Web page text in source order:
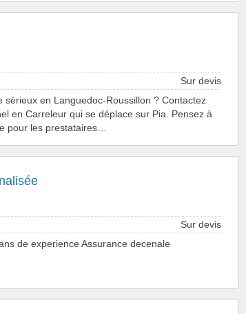
Sur devis
sérieux en Languedoc-Roussillon ? Contactez
en Carreleur qui se déplace sur Pia. Pensez à
pour les prestataires…
Sur devis
de experience Assurance decenale